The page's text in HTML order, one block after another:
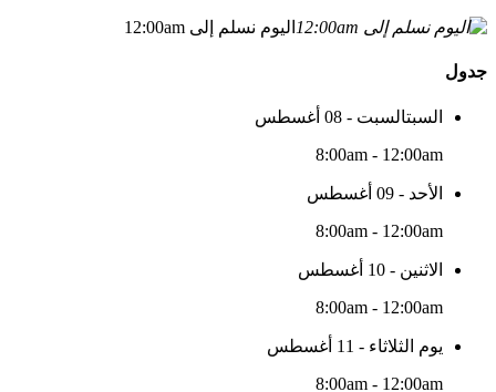
اليوم نسلم إلى 12:00am
جدول
السبتالسبت - 08 أغسطس
8:00am - 12:00am
الأحد - 09 أغسطس
8:00am - 12:00am
الاثنين - 10 أغسطس
8:00am - 12:00am
يوم الثلاثاء - 11 أغسطس
8:00am - 12:00am